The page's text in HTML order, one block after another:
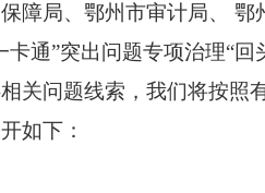
障局、鄂州市审计局、 鄂
通”突出问题专项治理“回
关问题线索，我们将按照
如下：